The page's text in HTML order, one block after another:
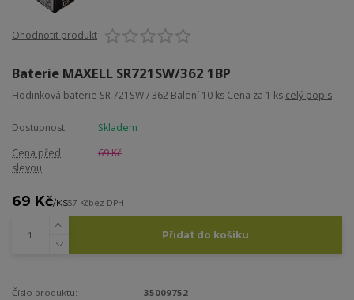
Ohodnotit produkt
Baterie MAXELL SR721SW/362 1BP
Hodinková baterie SR 721SW / 362 Balení 10 ks Cena za 1 ks celý popis
Dostupnost
Skladem
Cena před
slevou
69 Kč
69 Kč/KS57 Kčbez DPH
Přidat do košíku
Číslo produktu:
35009752